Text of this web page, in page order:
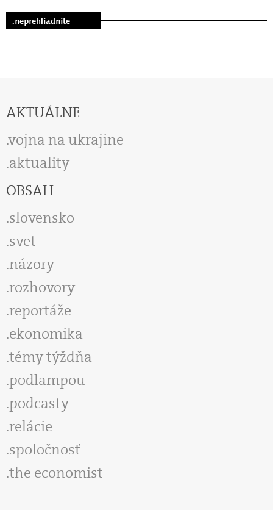
.neprehliadnite
AKTUÁLNE
vojna na ukrajine
aktuality
OBSAH
slovensko
svet
názory
rozhovory
reportáže
ekonomika
témy týždňa
podlampou
podcasty
relácie
spoločnosť
the economist